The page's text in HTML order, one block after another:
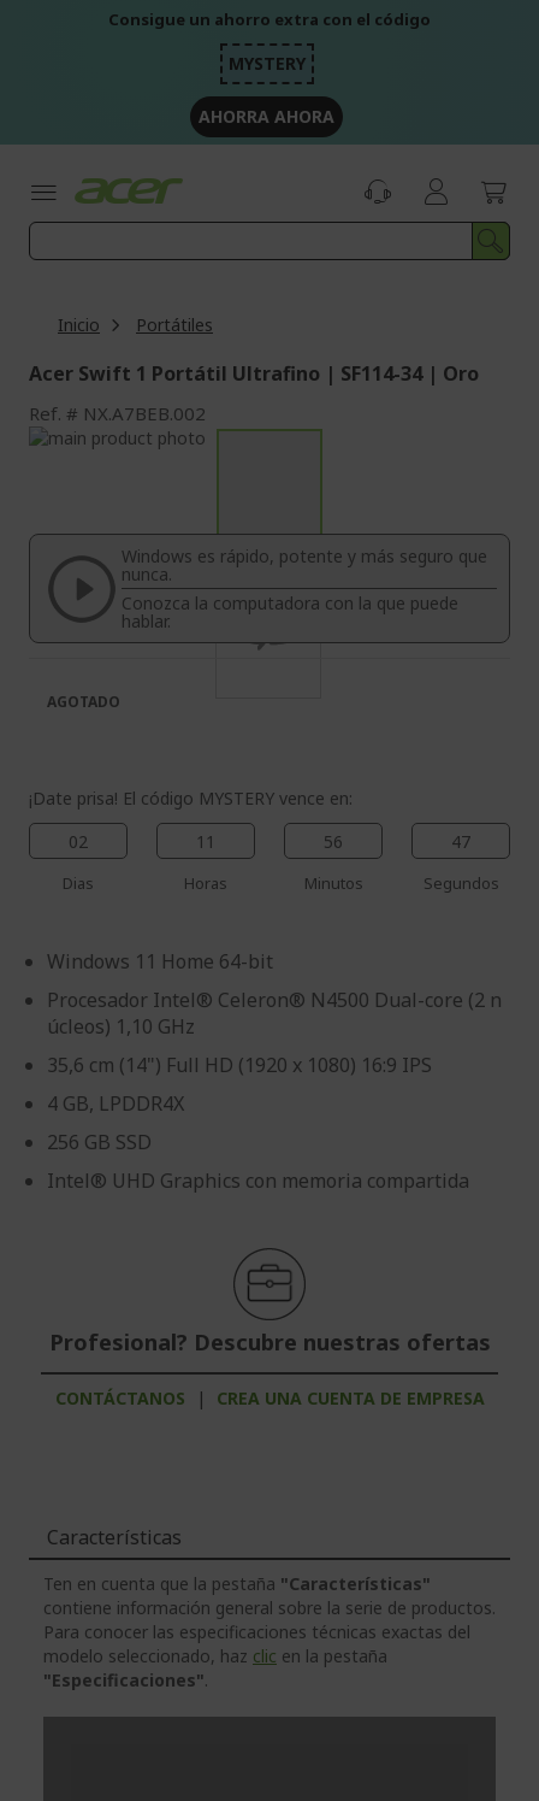
Consigue un ahorro extra con el código
MYSTERY
AHORRA AHORA
Inicio Portátiles
Acer Swift 1 Portátil Ultrafino | SF114-34 | Oro
Ref. NX.A7BEB.002
Saltar
la
galería
imágenes
de
galería
imágenes
Windows es rápido, potente y más seguro que
nunca.
Conozca la computadora con la que puede
hablar.
¡Date prisa! El código MYSTERY vence en:
02
Dias
11
Horas
56
Minutos
47
Segundos
Windows 11 Home 64-bit
Procesador Intel® Celeron® N4500 Dual-core (2 n
úcleos) 1,10 GHz
35,6 cm (14") Full HD (1920 x 1080) 16:9 IPS
4 GB, LPDDR4X
256 GB SSD
Intel® UHD Graphics con memoria compartida
Profesional? Descubre nuestras ofertas
CONTÁCTANOS | CREA UNA CUENTA DE EMPRESA
AGOTADO
Características
Ten en cuenta que la pestaña "Características"
contiene información general sobre la serie de productos.
Para conocer las especificaciones técnicas exactas del
modelo seleccionado, haz clic en la pestaña
"Especificaciones".